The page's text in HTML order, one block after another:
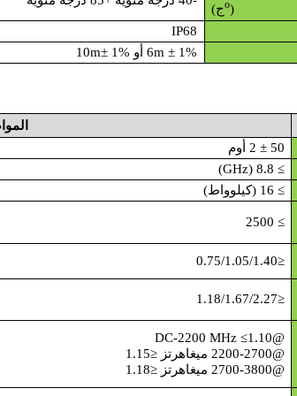
(
oج)
IP68
6m ± 1% أو 10m± 1%
50 ± 2 أوم
≥ 8.8 (GHz)
≥ 16 (كيلوواط)
≥ 2500
≤0.75/1.05/1.40
≤1.18/1.67/2.27
@DC-2200 MHz ≤1.10
@2200-2700 ميغاهرتز ≤1.15
@2700-3800 ميغاهرتز ≤1.18